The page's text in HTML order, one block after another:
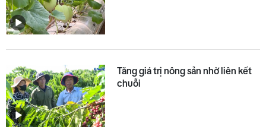
Tăng giá trị nông sản nhờ liên kết
chuỗi